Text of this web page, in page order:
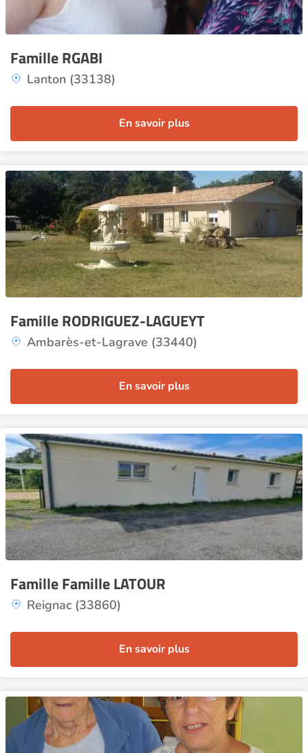
Famille RGABI
Lanton (33138)
En savoir plus
Famille RODRIGUEZ-LAGUEYT
Ambarès-et-Lagrave (33440)
En savoir plus
Famille Famille LATOUR
Reignac (33860)
En savoir plus